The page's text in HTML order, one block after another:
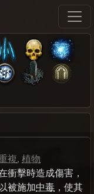
複, 植物
衝擊時造成傷害，
被施加中毒 ，使其